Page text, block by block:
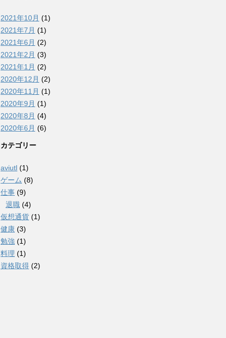
2021年10月 (1)
2021年7月 (1)
2021年6月 (2)
2021年2月 (3)
2021年1月 (2)
2020年12月 (2)
2020年11月 (1)
2020年9月 (1)
2020年8月 (4)
2020年6月 (6)
カテゴリー
aviutl (1)
ゲーム (8)
仕事 (9)
退職 (4)
仮想通貨 (1)
健康 (3)
勉強 (1)
料理 (1)
資格取得 (2)